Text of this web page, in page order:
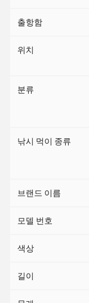
출항함
위치
분류
낚시 먹이 종류
브랜드 이름
모델 번호
색상
길이